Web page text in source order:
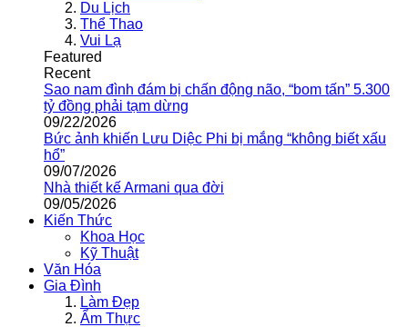
Du Lịch
Thể Thao
Vui Lạ
Featured
Recent
Sao nam đình đám bị chấn động não, “bom tấn” 5.300
tỷ đồng phải tạm dừng
09/22/2026
Bức ảnh khiến Lưu Diệc Phi bị mắng “không biết xấu
hổ”
09/07/2026
Nhà thiết kế Armani qua đời
09/05/2026
Kiến Thức
Khoa Học
Kỹ Thuật
Văn Hóa
Gia Đình
Làm Đẹp
Ẩm Thực